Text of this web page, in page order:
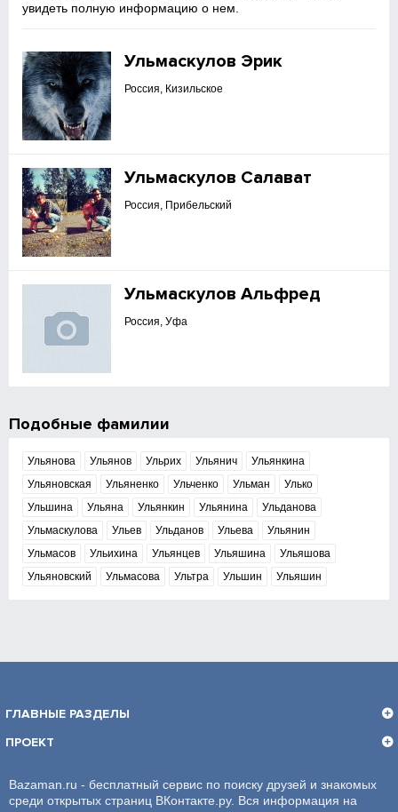
увидеть полную информацию о нем.
Ульмаскулов Эрик
Россия, Кизильское
Ульмаскулов Салават
Россия, Прибельский
Ульмаскулов Альфред
Россия, Уфа
Подобные фамилии
Ульянова Ульянов Ульрих Ульянич
Ульянкина
Ульяновская
Ульяненко Ульченко Ульман
Улько
Ульшина
Ульяна Ульянкин Ульянина
Ульданова
Ульмаскулова
Ульев Ульданов Ульева
Ульянин
Ульмасов
Ульихина Ульянцев Ульяшина
Ульяшова
Ульяновский
Ульмасова Ультра Ульшин Ульяшин
ГЛАВНЫЕ РАЗДЕЛЫ
ПРОЕКТ
Bazaman.ru - бесплатный сервис по поиску друзей и знакомых
среди открытых страниц ВКонтакте.ру. Вся информация на